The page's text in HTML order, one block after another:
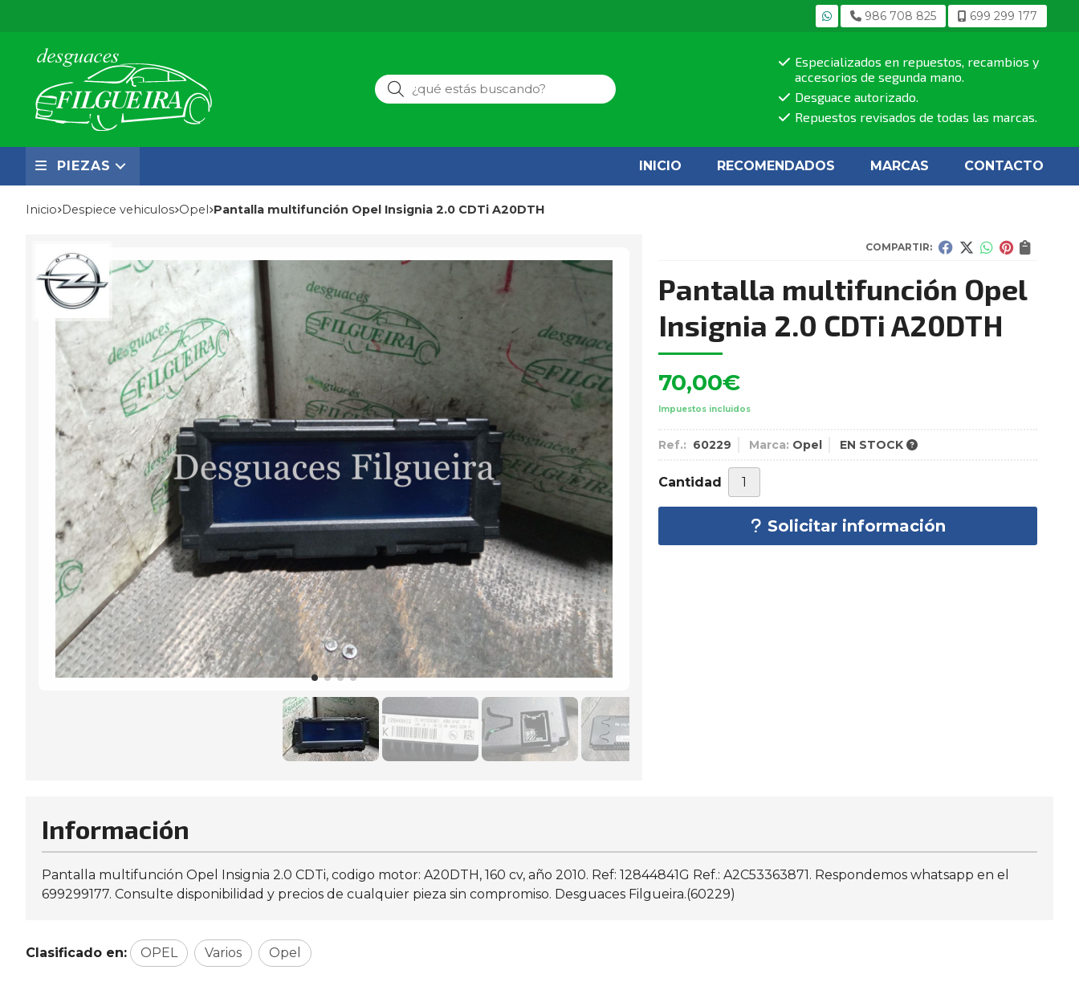
986 708 825 699 299 177
Buscar
Especializados en repuestos, recambios y
accesorios de segunda mano.
Desguace autorizado.
Repuestos revisados de todas las marcas.
PIEZAS INICIO RECOMENDADOS MARCAS CONTACTO
Inicio despiece vehiculos opel Pantalla multifunción Opel Insignia 2.0 CDTi A20DTH
COMPARTIR:
Pantalla multifunción Opel
Insignia 2.0 CDTi A20DTH
70,00€
Impuestos incluidos
Ref.: 60229 Marca: Opel EN STOCK
Cantidad
Solicitar información
Información
Pantalla multifunción Opel Insignia 2.0 CDTi, codigo motor: A20DTH, 160 cv, año 2010. Ref: 12844841G Ref.: A2C53363871. Respondemos whatsapp en el
699299177. Consulte disponibilidad y precios de cualquier pieza sin compromiso. Desguaces Filgueira.(60229)
Clasificado en: OPEL Varios Opel